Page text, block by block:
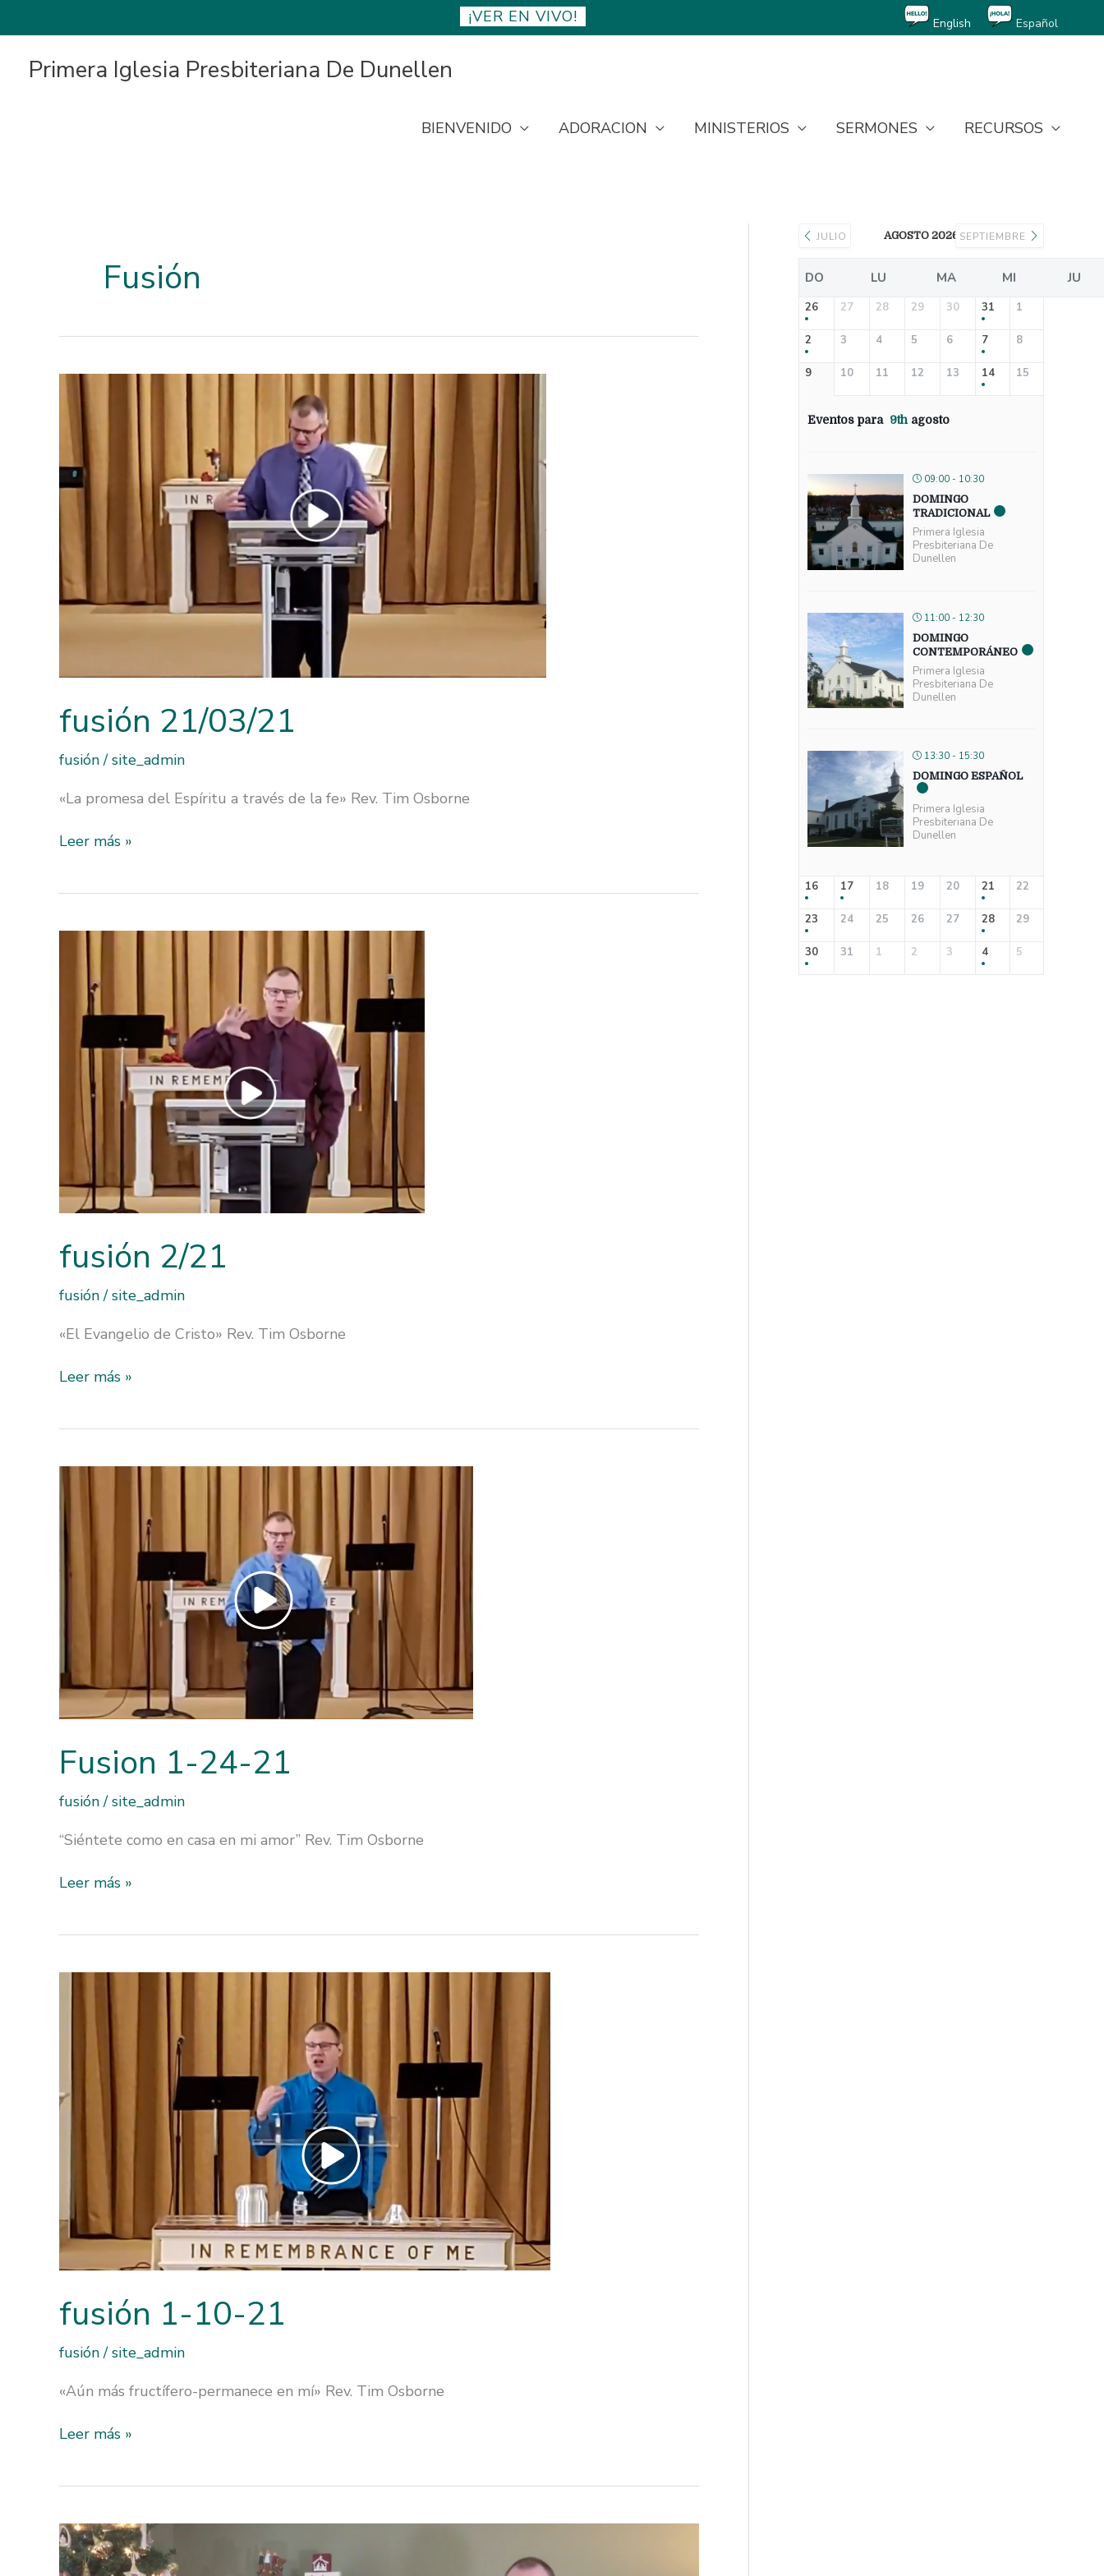
¡VER EN VIVO! English Español
Primera Iglesia Presbiteriana De Dunellen
BIENVENIDO ADORACION MINISTERIOS SERMONES RECURSOS
Fusión
fusión 21/03/21
fusión/site_admin
«La promesa del Espíritu a través de la fe» Rev. Tim Osborne
fusión
Leer más »
fusión 2/21
fusión/site_admin
«El Evangelio de Cristo» Rev. Tim Osborne
fusión
Leer más »
Fusion 1-24-21
fusión/site_admin
“Siéntete como en casa en mi amor” Rev. Tim Osborne
Fusion
Leer más »
fusión 1-10-21
fusión/site_admin
«Aún más fructífero-permanece en mí» Rev. Tim Osborne
fusión
Leer más »
JULIO AGOSTO 2026 SEPTIEMBRE
DO LU MA MI JU
26 27 28 29 30 31 1
2 3 4 5 6 7 8
9 10 11 12 13 14 15
Eventos para 9th agosto
09:00 - 10:30
DOMINGO
TRADICIONAL
Primera Iglesia
Presbiteriana De
Dunellen
11:00 - 12:30
DOMINGO
CONTEMPORÁNEO
Primera Iglesia
Presbiteriana De
Dunellen
13:30 - 15:30
DOMINGO ESPAÑOL
Primera Iglesia
Presbiteriana De
Dunellen
16 17 18 19 20 21 22
23 24 25 26 27 28 29
30 31 1 2 3 4 5